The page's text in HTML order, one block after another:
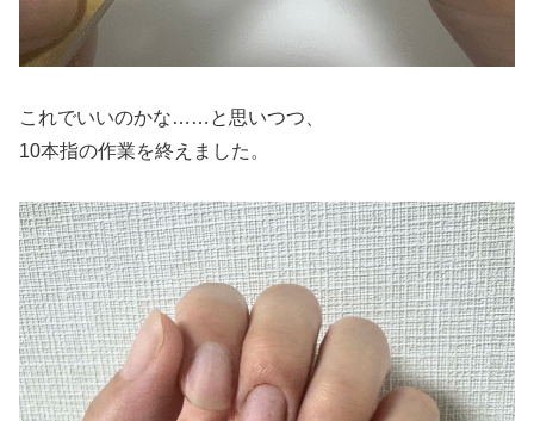
これでいいのかな……と思いつつ、
10本指の作業を終えました。